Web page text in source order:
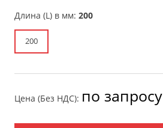
Длина (L) в мм: 200
200
Цена (Без НДС): по запросу